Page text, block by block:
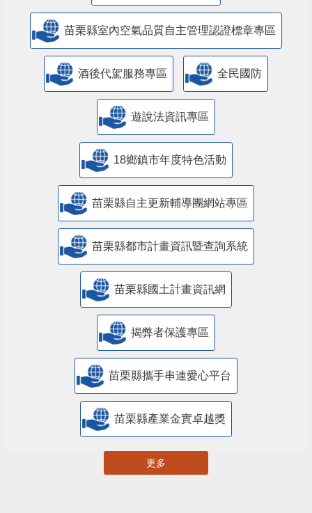
苗栗縣室內空氣品質自主管理認證標章專區
酒後代駕服務專區 全民國防
遊說法資訊專區
18鄉鎮市年度特色活動
苗栗縣自主更新輔導團網站專區
苗栗縣都市計畫資訊暨查詢系統
苗栗縣國土計畫資訊網
揭弊者保護專區
苗栗縣攜手串連愛心平台
苗栗縣產業金實卓越獎
更多